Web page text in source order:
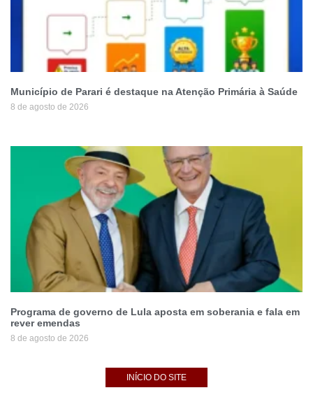
Município de Parari é destaque na Atenção Primária à Saúde
8 de agosto de 2026
Programa de governo de Lula aposta em soberania e fala em
rever emendas
8 de agosto de 2026
INÍCIO DO SITE